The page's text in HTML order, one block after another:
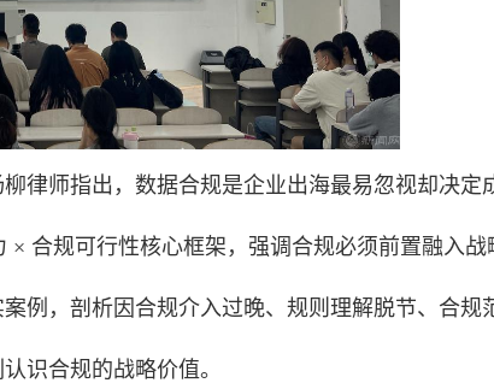
律师指出，数据合规是企业出海最易忽视却决定
合规可行性核心框架，强调合规必须前置融入战
例，剖析因合规介入过晚、规则理解脱节、合规
识合规的战略价值。